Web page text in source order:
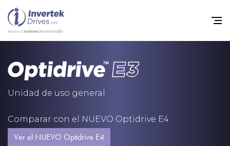
Unidad de uso general
Comparar con el NUEVO Optidrive E4
Ver el NUEVO Optidrive E4